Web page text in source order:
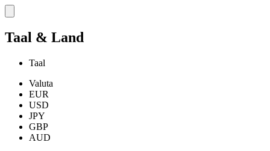
Taal & Land
Taal
Valuta
EUR
USD
JPY
GBP
AUD